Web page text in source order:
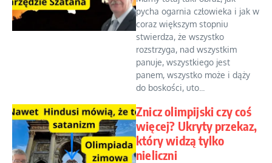
pycha ogarnia człowieka i jak w
coraz większym stopniu
stwierdza, że wszystko
rozstrzyga, nad wszystkim
panuje, wszystkiego jest
panem, wszystko może i dąży
do boskości, uto...
Znicz olimpijski czy coś
więcej? Ukryty przekaz,
który widzą tylko
nieliczni